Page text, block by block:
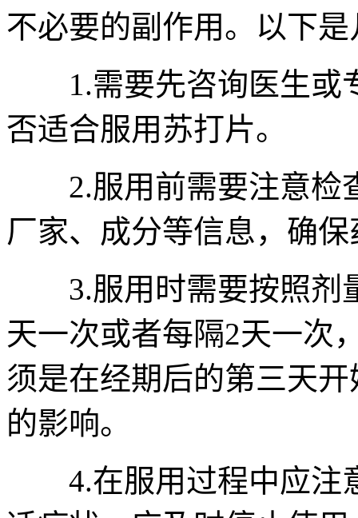
不必要的副作用。以下
1.需要先咨询医生或
否适合服用苏打片。
2.服用前需要注意检
厂家、成分等信息，确
3.服用时需要按照剂
天一次或者每隔2天一次
须是在经期后的第三天
的影响。
4.在服用过程中应注